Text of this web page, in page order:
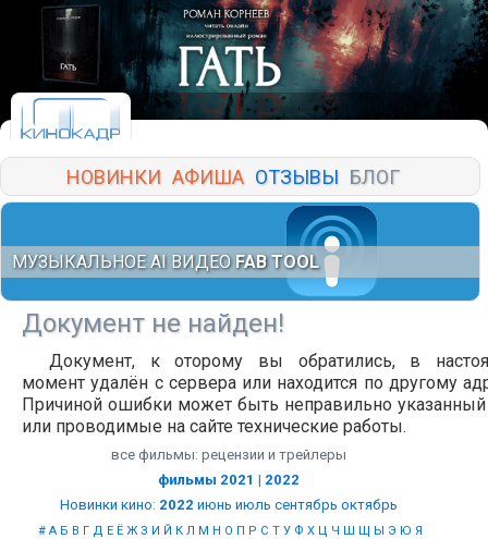
НОВИНКИ АФИША ОТЗЫВЫ БЛОГ
МУЗЫКАЛЬНОЕ AI ВИДЕО FAB TOOL
Документ не найден!
Документ, к оторому вы обратились, в
момент удалён с сервера или находится по другому
Причиной ошибки может быть неправильно указанный
или проводимые на сайте технические работы.
все фильмы: рецензии и трейлеры
фильмы 2021 | 2022
Новинки кино: 2022 июнь июль сентябрь октябрь
# А Б В Г Д Е Ё Ж З И Й К Л М Н О П Р С Т У Ф Х Ц Ч Ш Щ Ы Э Ю Я